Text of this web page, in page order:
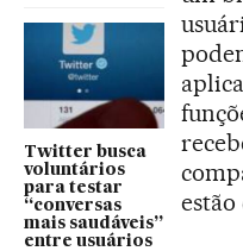
Twitter busca
voluntários
para testar
“conversas
mais saudáveis”
entre usuários